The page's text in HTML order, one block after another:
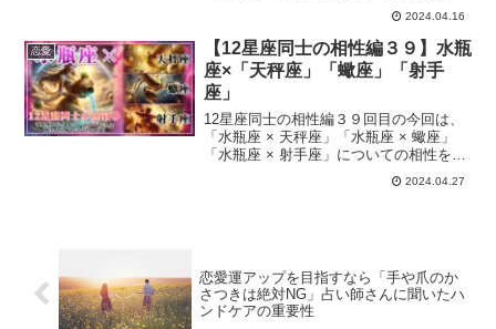
2024.04.16
恋愛
【12星座同士の相性編３９】水瓶
座×「天秤座」「蠍座」「射手
座」
12星座同士の相性編３９回目の今回は、
「水瓶座 × 天秤座」「水瓶座 × 蠍座」
「水瓶座 × 射手座」についての相性をお
2024.04.27
恋愛運アップを目指すなら「手や爪のか
さつきは絶対NG」占い師さんに聞いたハ
ンドケアの重要性